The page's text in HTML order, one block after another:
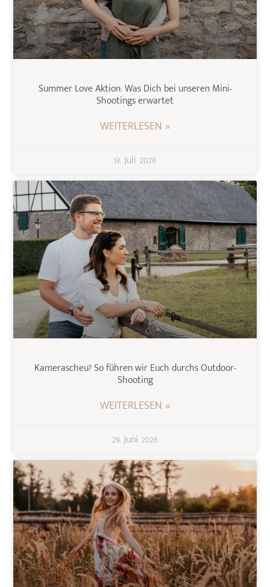
Summer Love Aktion: Was Dich bei unseren Mini-
Shootings erwartet
WEITERLESEN »
13. Juli 2026
Kamerascheu? So führen wir Euch durchs Outdoor-
Shooting
WEITERLESEN »
29. Juni 2026